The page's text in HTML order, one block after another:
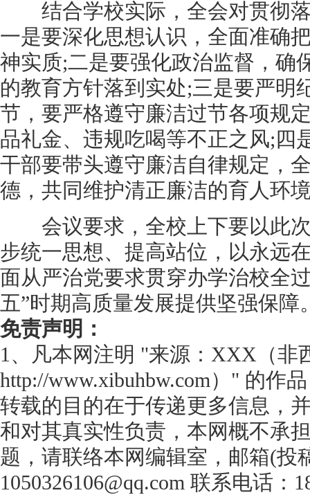
结合学校实际，全会对贯彻落
一是要深化思想认识，全面准确
神实质;二是要强化政治监督，确
的教育方针落到实处;三是要严明
节，要严格遵守廉洁过节各项规
品礼金、违规吃喝等不正之风;四
干部要带头遵守廉洁自律规定，
德，共同维护清正廉洁的育人环
会议要求，全校上下要以此次
步统一思想、提高站位，以永远
面从严治党要求贯穿办学治校全
五”时期高质量发展提供坚强保障
免责声明：
1、凡本网注明 "来源：XXX（非
http://www.xibuhbw.com）" 的作
转载的目的在于传递更多信息，
和对其真实性负责，本网概不承
题，请联络本网编辑室，邮箱(投
1050326106@qq.com 联系电话：